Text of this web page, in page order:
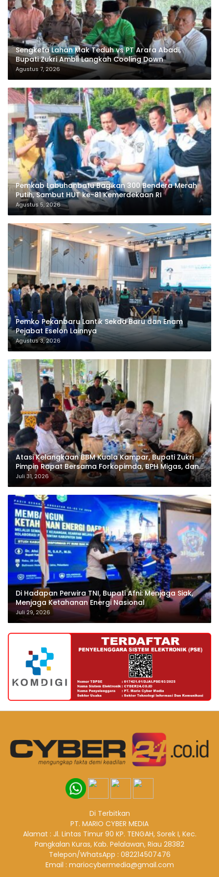
Sengketa Lahan Mak Teduh vs PT Arara Abadi,
Bupati Zukri Ambil Langkah Cooling Down
Agustus 7, 2026
Pemkab Labuhanbatu Bagikan 300 Bendera Merah
Putih, Sambut HUT ke-81 Kemerdekaan RI
Agustus 5, 2026
Pemko Pekanbaru Lantik Sekda Baru dan Enam
Pejabat Eselon Lainnya
Agustus 3, 2026
Atasi Kelangkaan BBM Kuala Kampar, Bupati Zukri
Pimpin Rapat Bersama Forkopimda, BPH Migas, dan
Pertamina
Juli 31, 2026
Di Hadapan Perwira TNI, Bupati Afni: Menjaga Siak,
Menjaga Ketahanan Energi Nasional
Juli 29, 2026
Di Terbitkan
PT. MARIO CYBER MEDIA
Alamat : Jl. Lintas Timur 90 KP. TENGAH, Sorek I, Kec.
Pangkalan Kuras, Kab. Pelalawan, Riau 28382
Telepon/WhatsApp : 082214507476
Email : mariocybermedia@gmail.com